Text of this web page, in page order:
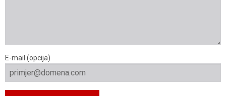
E-mail (opcija)